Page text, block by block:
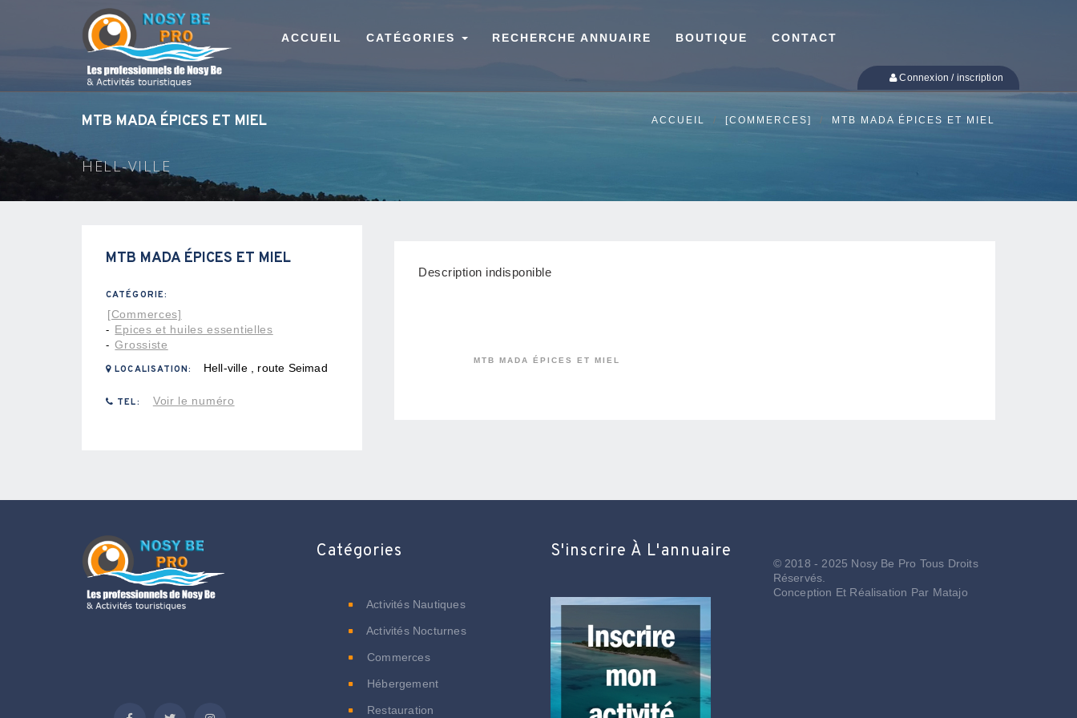
ACCUEIL CATÉGORIES RECHERCHE ANNUAIRE BOUTIQUE CONTACT
Connexion / inscription
MTB MADA ÉPICES ET MIEL
HELL-VILLE
ACCUEIL [COMMERCES] MTB MADA ÉPICES ET MIEL
MTB MADA ÉPICES ET MIEL
CATÉGORIE:
[Commerces]
- Epices et huiles essentielles
- Grossiste
LOCALISATION: Hell-ville , route Seimad
TEL: Voir le numéro
Description indisponible
MTB MADA ÉPICES ET MIEL
Catégories
Activités Nautiques
Activités Nocturnes
Commerces
Hébergement
Restauration
S'inscrire À L'annuaire
© 2018 - 2025 Nosy Be Pro Tous Droits
Réservés.
Conception Et Réalisation Par Matajo